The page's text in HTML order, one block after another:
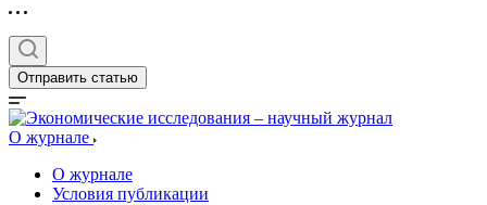
Отправить статью
О журнале
О журнале
Условия публикации